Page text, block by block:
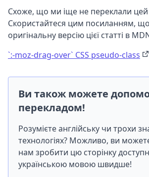
Схоже, що ми іще не переклали цей
Скористайтеся цим посиланням,
оригінальну версію цієї статті в
`:-moz-drag-over` CSS pseudo-class
Ви також можете
перекладом!
Розумієте англійську чи трохи
технологіях? Можливо, ви
нам зробити цю сторінку
українською мовою швидше!